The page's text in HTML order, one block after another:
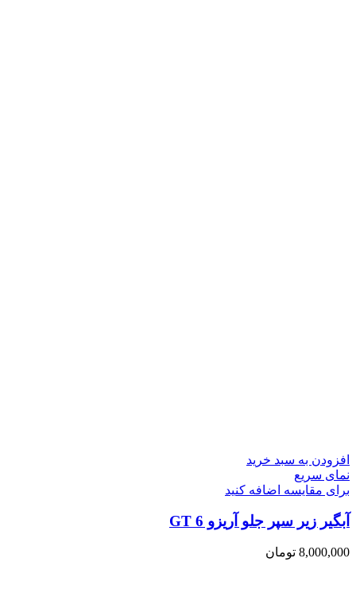
افزودن به سبد خرید
نمای سریع
برای مقایسه اضافه کنید
آبگیر زیر سپر جلو آریزو 6 GT
8,000,000 تومان